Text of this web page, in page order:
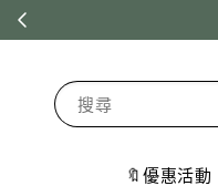
搜尋
🔖優惠活動